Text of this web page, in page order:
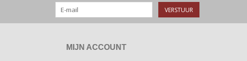
VERSTUUR
MIJN ACCOUNT